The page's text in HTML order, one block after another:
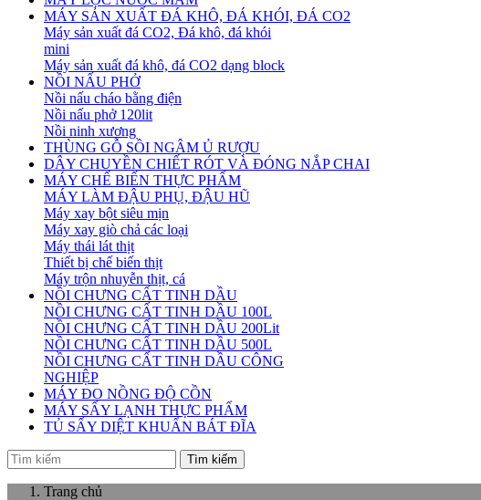
MÁY SẢN XUẤT ĐÁ KHÔ, ĐÁ KHÓI, ĐÁ CO2
Máy sản xuất đá CO2, Đá khô, đá khói
mini
Máy sản xuất đá khô, đá CO2 dạng block
NỒI NẤU PHỞ
Nồi nấu cháo bằng điện
Nồi nấu phở 120lit
Nồi ninh xương
THÙNG GỖ SỒI NGÂM Ủ RƯỢU
DÂY CHUYỀN CHIẾT RÓT VÀ ĐÓNG NẮP CHAI
MÁY CHẾ BIẾN THỰC PHẨM
MÁY LÀM ĐẬU PHỤ, ĐẬU HŨ
Máy xay bột siêu mịn
Máy xay giò chả các loại
Máy thái lát thịt
Thiết bị chế biến thịt
Máy trộn nhuyễn thịt, cá
NỒI CHƯNG CẤT TINH DẦU
NỒI CHƯNG CẤT TINH DẦU 100L
NỒI CHƯNG CẤT TINH DẦU 200Lit
NỒI CHƯNG CẤT TINH DẦU 500L
NỒI CHƯNG CẤT TINH DẦU CÔNG
NGHIỆP
MÁY ĐO NỒNG ĐỘ CỒN
MÁY SẤY LẠNH THỰC PHẨM
TỦ SẤY DIỆT KHUẨN BÁT ĐĨA
Tìm kiếm
Trang chủ